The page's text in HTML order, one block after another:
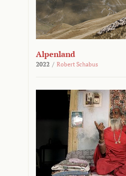
Alpenland
2022 / Robert Schabus